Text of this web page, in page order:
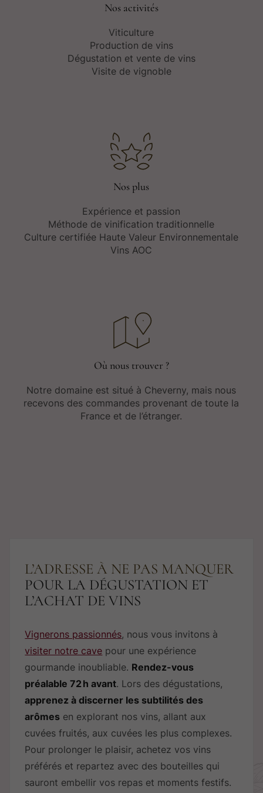
Nos activités
Viticulture
Production de vins
Dégustation et vente de vins
Visite de vignoble
Nos plus
Expérience et passion
Méthode de vinification traditionnelle
Culture certifiée Haute Valeur Environnementale
Vins AOC
Où nous trouver ?
Notre domaine est situé à Cheverny, mais nous
recevons des commandes provenant de toute la
France et de l’étranger.
L’ADRESSE À NE PAS MANQUER
POUR LA DÉGUSTATION ET
L’ACHAT DE VINS
Vignerons passionnés, nous vous invitons à
visiter notre cave pour une expérience
gourmande inoubliable. Rendez-vous
préalable 72 h avant. Lors des dégustations,
apprenez à discerner les subtilités des
arômes en explorant nos vins, allant aux
cuvées fruités, aux cuvées les plus complexes.
Pour prolonger le plaisir, achetez vos vins
préférés et repartez avec des bouteilles qui
sauront embellir vos repas et moments festifs.